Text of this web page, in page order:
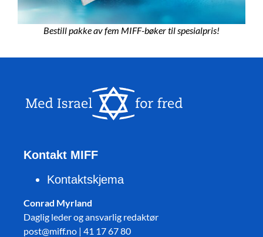
Bestill pakke av fem MIFF-bøker til spesialpris!
Kontakt MIFF
Kontaktskjema
Conrad Myrland
Daglig leder og ansvarlig redaktør
post@miff.no | 41 17 67 80